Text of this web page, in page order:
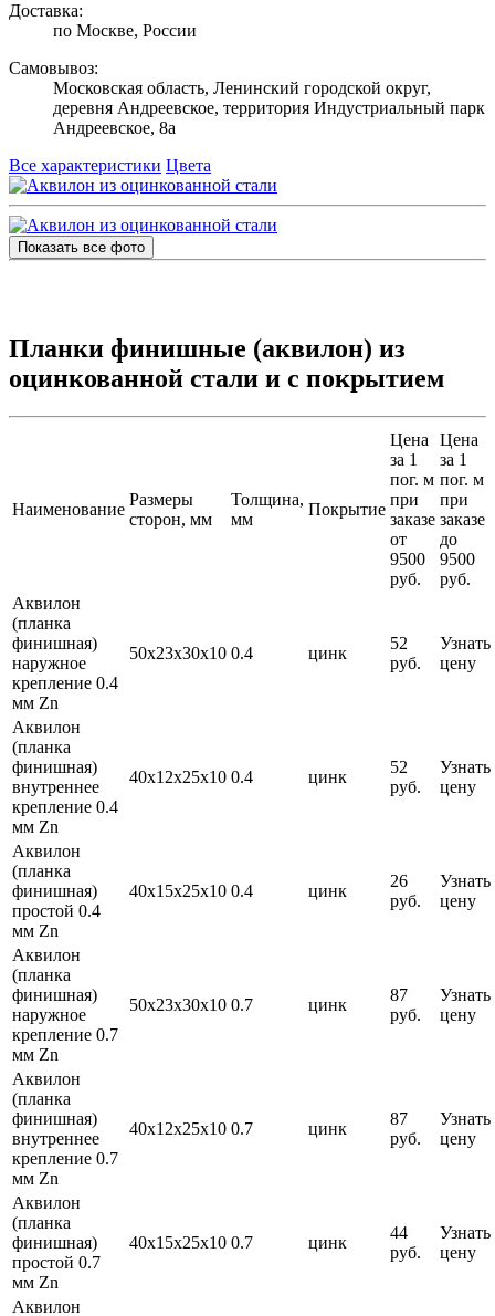
Доставка:
по Москве, России
Самовывоз:
Московская область, Ленинский городской округ,
деревня Андреевское, территория Индустриальный парк
Андреевское, 8а
Все характеристики Цвета
Показать все фото
Планки финишные (аквилон) из
оцинкованной стали и с покрытием
Наименование
Размеры
сторон, мм
Толщина,
мм
Покрытие
Цена
за 1
пог. м
при
заказе
от
9500
руб.
Цена
за 1
пог. м
при
заказе
до
9500
руб.
Аквилон
(планка
финишная)
наружное
крепление 0.4
мм Zn
50х23х30х10 0.4 цинк
52
руб.
Узнать
цену
Аквилон
(планка
финишная)
внутреннее
крепление 0.4
мм Zn
40х12х25х10 0.4 цинк
52
руб.
Узнать
цену
Аквилон
(планка
финишная)
простой 0.4
мм Zn
40х15х25х10 0.4 цинк
26
руб.
Узнать
цену
Аквилон
(планка
финишная)
наружное
крепление 0.7
мм Zn
50х23х30х10 0.7 цинк
87
руб.
Узнать
цену
Аквилон
(планка
финишная)
внутреннее
крепление 0.7
мм Zn
40х12х25х10 0.7 цинк
87
руб.
Узнать
цену
Аквилон
(планка
финишная)
простой 0.7
мм Zn
40х15х25х10 0.7 цинк
44
руб.
Узнать
цену
Аквилон